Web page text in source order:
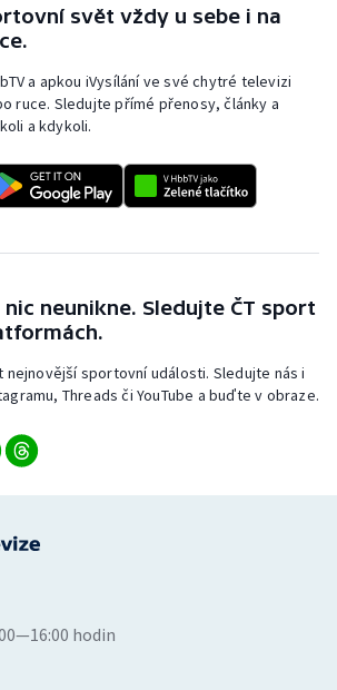
svět vždy u sebe i na
a apkou iVysílání ve své chytré televizi
ruce. Sledujte přímé přenosy, články a
a kdykoli.
neunikne. Sledujte ČT sport
nejnovější sportovní události. Sledujte nás i
Threads či YouTube a buďte v obraze.
hodin